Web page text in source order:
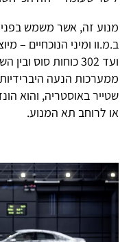
מנוע זה, אשר משמש
ועד 302 כוחות
ממערכות הנעה
שטייר באוסטריה, והוא
או לרוחב תא המנוע.